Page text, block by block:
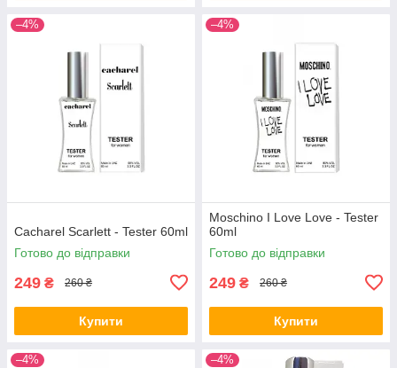
–4%
Cacharel Scarlett - Tester 60ml
Готово до відправки
249 ₴ 260 ₴
Купити
–4%
Moschino I Love Love - Tester
60ml
Готово до відправки
249 ₴ 260 ₴
Купити
–4% –4%